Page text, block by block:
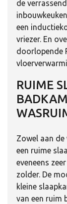
de
een
vriezer. En
doorlopende
RUIME
Zowel aan
een ruime
eveneens
zolder. De
kleine
van een ruim